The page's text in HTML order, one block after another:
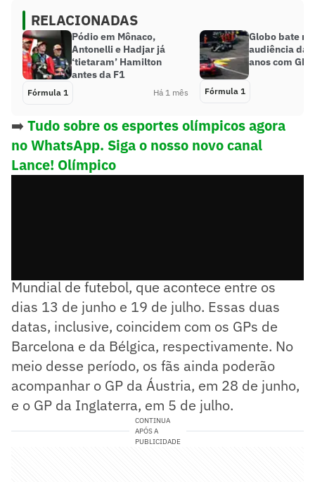
RELACIONADAS
Pódio em Mônaco,
Antonelli e Hadjar já
‘tietaram’ Hamilton
antes da F1
Fórmula 1 Há 1 mês
Globo bate
audiência da
anos com GP
Fórmula 1
➡️ Tudo sobre os esportes olímpicos agora
no WhatsApp. Siga o nosso novo canal
Lance! Olímpico
Mundial de futebol, que acontece entre os
dias 13 de junho e 19 de julho. Essas duas
datas, inclusive, coincidem com os GPs de
Barcelona e da Bélgica, respectivamente. No
meio desse período, os fãs ainda poderão
acompanhar o GP da Áustria, em 28 de junho,
e o GP da Inglaterra, em 5 de julho.
CONTINUA
APÓS A
PUBLICIDADE